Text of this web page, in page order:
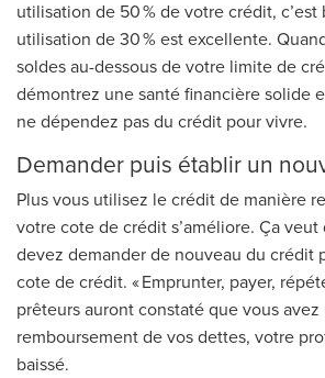
utilisation de 50 % de votre crédit, c’est
utilisation de 30 % est excellente.
soldes au-dessous de votre limite de
démontrez une santé financière solide
ne dépendez pas du crédit pour vivre.
Demander puis établir un
Plus vous utilisez le crédit de manière
votre cote de crédit s’améliore. Ça
devez demander de nouveau du crédit
cote de crédit. « Emprunter, payer,
prêteurs auront constaté que vous
remboursement de vos dettes, votre
baissé.